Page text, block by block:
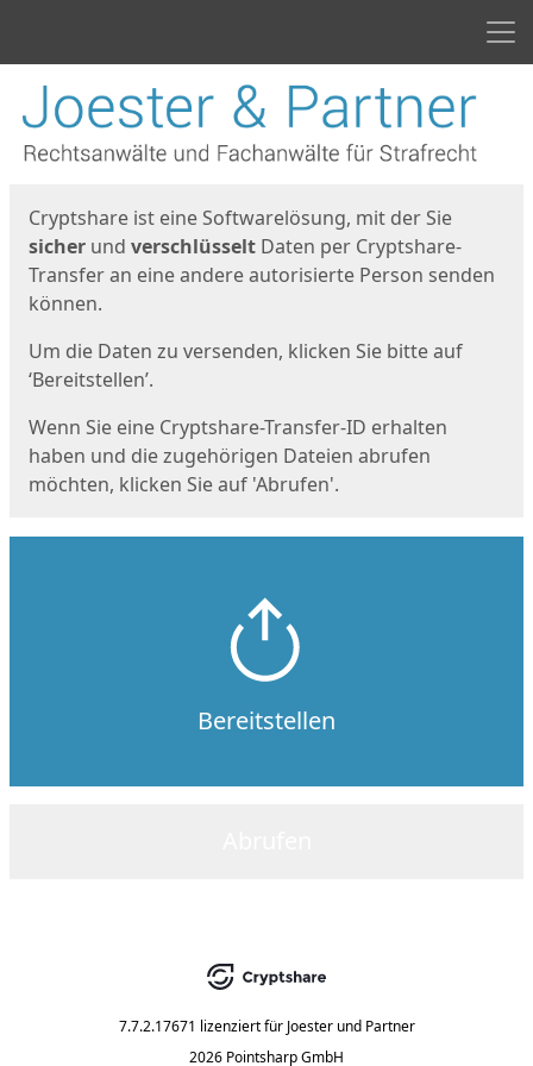
Start
Cryptshare ist eine Softwarelösung, mit der Sie
sicher und verschlüsselt Daten per Cryptshare-
Transfer an eine andere autorisierte Person senden
können.
Um die Daten zu versenden, klicken Sie bitte auf
‘Bereitstellen’.
Wenn Sie eine Cryptshare-Transfer-ID erhalten
haben und die zugehörigen Dateien abrufen
möchten, klicken Sie auf 'Abrufen'.
Bereitstellen
7.7.2.17671 lizenziert für Joester und Partner
2026 Pointsharp GmbH